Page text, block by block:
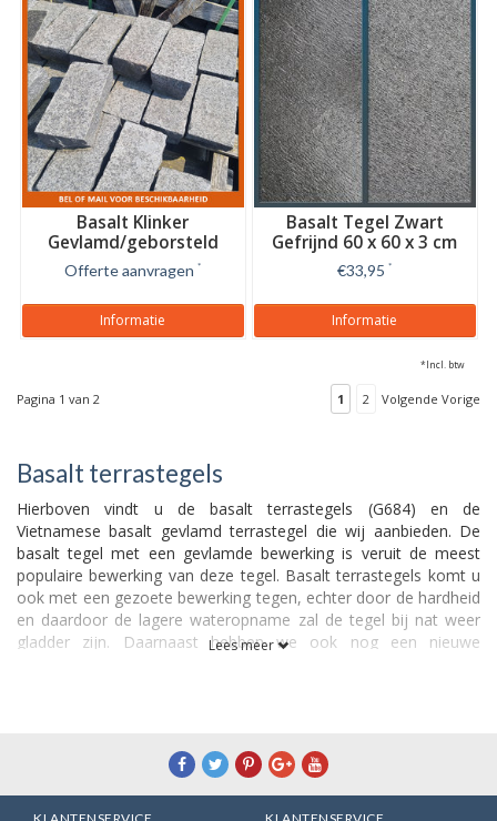
Basalt Klinker
Gevlamd/geborsteld
24x12x8 cm
Offerte aanvragen *
Informatie
Basalt Tegel Zwart
Gefrijnd 60 x 60 x 3 cm
€33,95 *
Informatie
*Incl. btw
Pagina 1 van 2 1 2 Volgende Vorige
Basalt terrastegels
Hierboven vindt u de basalt terrastegels (G684) en de
Vietnamese basalt gevlamd terrastegel die wij aanbieden. De
basalt tegel met een gevlamde bewerking is veruit de meest
populaire bewerking van deze tegel. Basalt terrastegels komt u
ook met een gezoete bewerking tegen, echter door de hardheid
en daardoor de lagere wateropname zal de tegel bij nat weer
gladder zijn. Daarnaast hebben we ook nog een nieuwe
Basalt is een zeer harde steensoort, waardoor deze tegels zeer
ervoor dat deze tegels niet zo snel glad worden bij nat weer en
Lees meer